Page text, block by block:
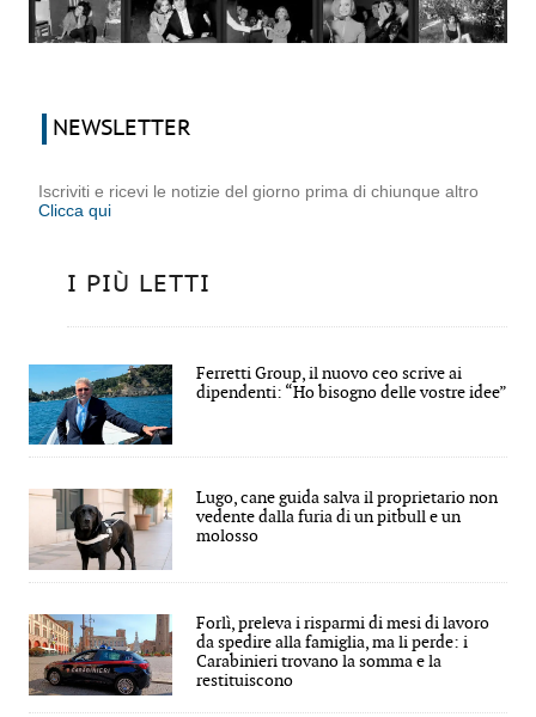
NEWSLETTER
Iscriviti e ricevi le notizie del giorno prima di chiunque altro
Clicca qui
I PIÙ LETTI
Ferretti Group, il nuovo ceo scrive ai
dipendenti: “Ho bisogno delle vostre idee”
Lugo, cane guida salva il proprietario non
vedente dalla furia di un pitbull e un
molosso
Forlì, preleva i risparmi di mesi di lavoro
da spedire alla famiglia, ma li perde: i
Carabinieri trovano la somma e la
restituiscono